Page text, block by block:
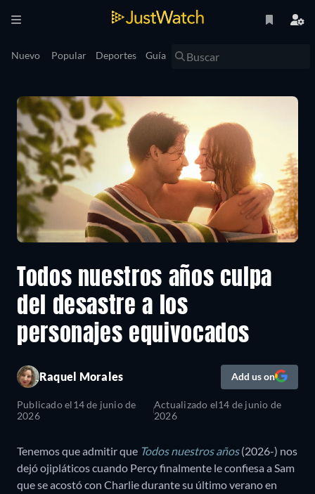
Nuevo Popular Deportes Guía
Todos nuestros años culpa
del desastre a los
personajes equivocados
Raquel Morales Add us on
Publicado el14 de junio de
2026
Actualizado el14 de junio de
2026
Tenemos que admitir que Todos nuestros años(2026-) nos
dejó ojipláticos cuando Percy finalmente le confiesa a Sam
que se acostó con Charlie durante su último verano en